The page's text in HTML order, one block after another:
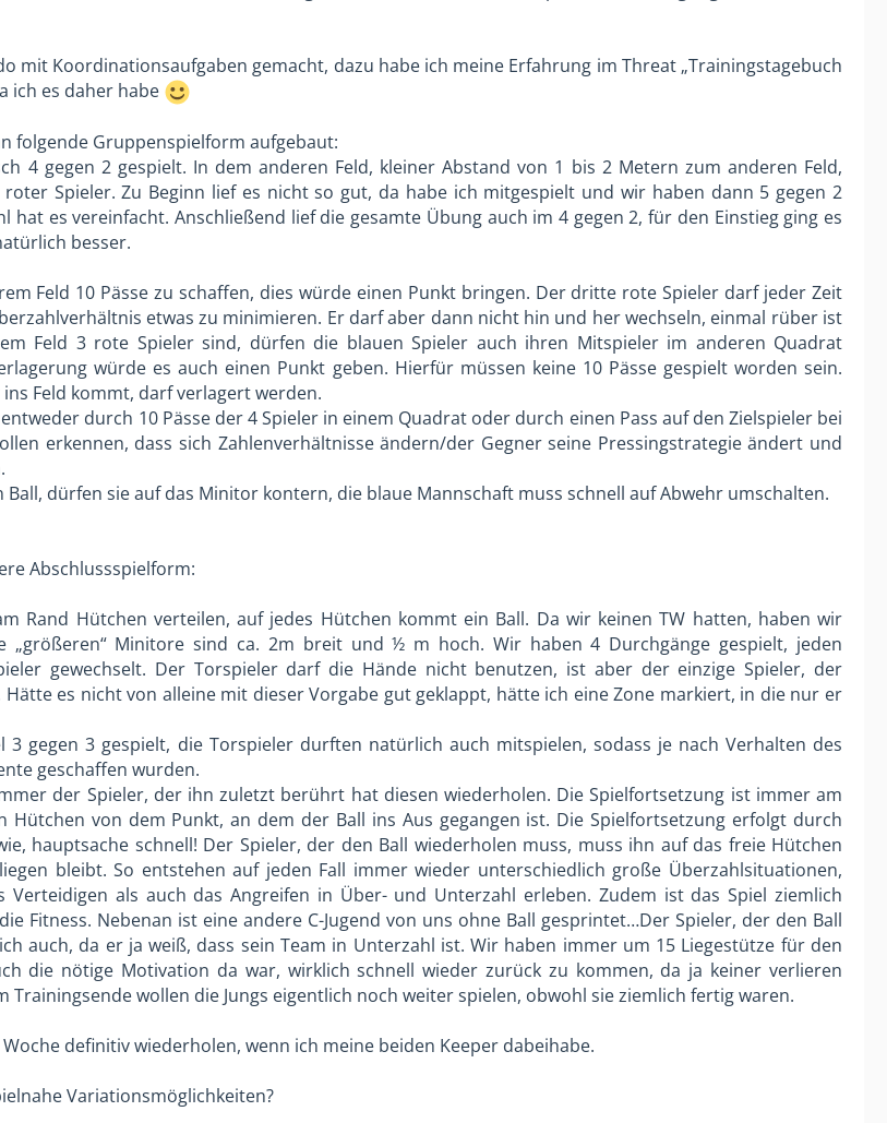
mit Koordinationsaufgaben gemacht, dazu habe ich meine Erfahrung im Threat „Trainingstagebuch
ich es daher habe
folgende Gruppenspielform aufgebaut:
4 gegen 2 gespielt. In dem anderen Feld, kleiner Abstand von 1 bis 2 Metern zum anderen Feld,
Spieler. Zu Beginn lief es nicht so gut, da habe ich mitgespielt und wir haben dann 5 gegen 2
hat es vereinfacht. Anschließend lief die gesamte Übung auch im 4 gegen 2, für den Einstieg ging es
besser.
Feld 10 Pässe zu schaffen, dies würde einen Punkt bringen. Der dritte rote Spieler darf jeder Zeit
etwas zu minimieren. Er darf aber dann nicht hin und her wechseln, einmal rüber ist
Feld 3 rote Spieler sind, dürfen die blauen Spieler auch ihren Mitspieler im anderen Quadrat
würde es auch einen Punkt geben. Hierfür müssen keine 10 Pässe gespielt worden sein.
Feld kommt, darf verlagert werden.
durch 10 Pässe der 4 Spieler in einem Quadrat oder durch einen Pass auf den Zielspieler bei
erkennen, dass sich Zahlenverhältnisse ändern/der Gegner seine Pressingstrategie ändert und
dürfen sie auf das Minitor kontern, die blaue Mannschaft muss schnell auf Abwehr umschalten.
Abschlussspielform:
Rand Hütchen verteilen, auf jedes Hütchen kommt ein Ball. Da wir keinen TW hatten, haben wir
„größeren“ Minitore sind ca. 2m breit und ½ m hoch. Wir haben 4 Durchgänge gespielt, jeden
gewechselt. Der Torspieler darf die Hände nicht benutzen, ist aber der einzige Spieler, der
es nicht von alleine mit dieser Vorgabe gut geklappt, hätte ich eine Zone markiert, in die nur er
3 gegen 3 gespielt, die Torspieler durften natürlich auch mitspielen, sodass je nach Verhalten des
geschaffen wurden.
der Spieler, der ihn zuletzt berührt hat diesen wiederholen. Die Spielfortsetzung ist immer am
Hütchen von dem Punkt, an dem der Ball ins Aus gegangen ist. Die Spielfortsetzung erfolgt durch
hauptsache schnell! Der Spieler, der den Ball wiederholen muss, muss ihn auf das freie Hütchen
bleibt. So entstehen auf jeden Fall immer wieder unterschiedlich große Überzahlsituationen,
Verteidigen als auch das Angreifen in Über- und Unterzahl erleben. Zudem ist das Spiel ziemlich
Fitness. Nebenan ist eine andere C-Jugend von uns ohne Ball gesprintet…Der Spieler, der den Ball
auch, da er ja weiß, dass sein Team in Unterzahl ist. Wir haben immer um 15 Liegestütze für den
die nötige Motivation da war, wirklich schnell wieder zurück zu kommen, da ja keiner verlieren
Trainingsende wollen die Jungs eigentlich noch weiter spielen, obwohl sie ziemlich fertig waren.
definitiv wiederholen, wenn ich meine beiden Keeper dabeihabe.
Variationsmöglichkeiten?